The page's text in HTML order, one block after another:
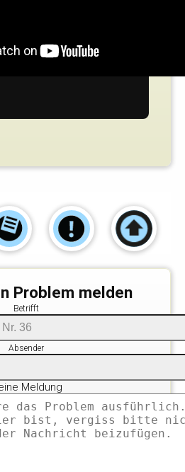
Problem melden
Betrifft
Absender
Meldung